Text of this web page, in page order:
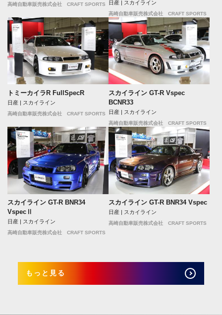
高崎自動車販売株式会社 CRAFT SPORTS 日産 | スカイライン
高崎自動車販売株式会社 CRAFT SPORTS
トミーカイラR FullSpecR
日産 | スカイライン
高崎自動車販売株式会社 CRAFT SPORTS
スカイライン GT-R Vspec
BCNR33
日産 | スカイライン
高崎自動車販売株式会社 CRAFT SPORTS
スカイライン GT-R BNR34
VspecⅡ
日産 | スカイライン
高崎自動車販売株式会社 CRAFT SPORTS
スカイライン GT-R BNR34 Vspec
日産 | スカイライン
高崎自動車販売株式会社 CRAFT SPORTS
もっと見る